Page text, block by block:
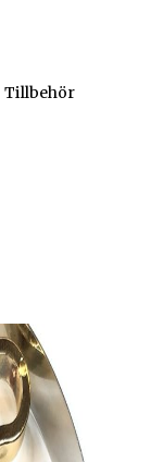
Tillbehör